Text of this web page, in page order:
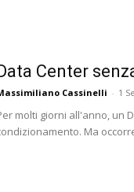
Center
Cassinelli - 1
molti giorni all'anno, un
Ma